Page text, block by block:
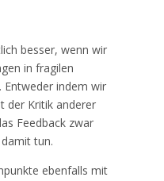
besser, wenn wir
in fragilen
Entweder indem wir
der Kritik anderer
Feedback zwar
tun.
ebenfalls mit